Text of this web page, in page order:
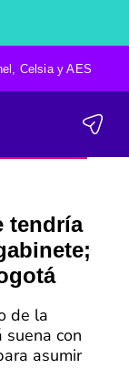
Celsia y AES
tendría
de la
con
asumir